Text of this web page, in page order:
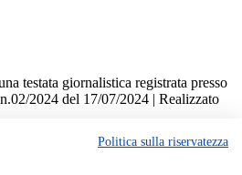
testata giornalistica registrata presso
2024 del 17/07/2024 | Realizzato
Politica sulla riservatezza